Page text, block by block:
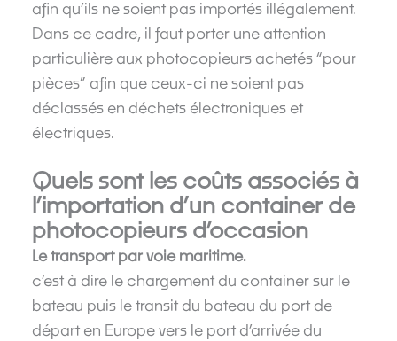
afin qu’ils ne soient pas importés illégalement.
Dans ce cadre, il faut porter une attention
particulière aux photocopieurs achetés “pour
pièces” afin que ceux-ci ne soient pas
déclassés en déchets électroniques et
électriques.
Quels sont les coûts associés à
l’importation d’un container de
photocopieurs d’occasion
Le transport par voie maritime.
c’est à dire le chargement du container sur le
bateau puis le transit du bateau du port de
départ en Europe vers le port d’arrivée du